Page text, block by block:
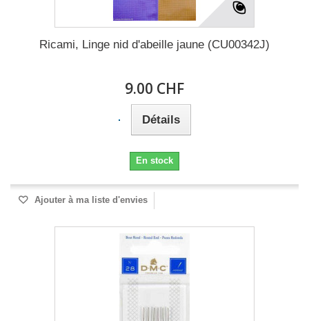
Ricami, Linge nid d'abeille jaune (CU00342J)
9.00 CHF
Détails
En stock
Ajouter à ma liste d'envies